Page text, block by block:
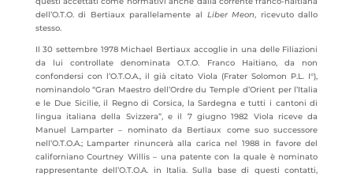
dell’O.T.O. di Bertiaux parallelamente al Liber Meon, ricevuto dallo
stesso.
Il 30 settembre 1978 Michael Bertiaux accoglie in una delle Filiazioni
da lui controllate denominata O.T.O. Franco Haitiano, da non
confondersi con l’O.T.O.A., il già citato Viola (Frater Solomon P.L. I°),
nominandolo “Gran Maestro dell’Ordre du Temple d’Orient per l’Italia
e le Due Sicilie, il Regno di Corsica, la Sardegna e tutti i cantoni di
lingua italiana della Svizzera”, e il 7 giugno 1982 Viola riceve da
Manuel Lamparter – nominato da Bertiaux come suo successore
nell’O.T.O.A.; Lamparter rinuncerà alla carica nel 1988 in favore del
californiano Courtney Willis – una patente con la quale è nominato
rappresentante dell’O.T.O.A. in Italia. Sulla base di questi contatti,